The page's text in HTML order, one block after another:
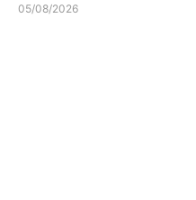
05/08/2026